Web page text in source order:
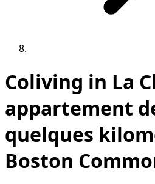
Coliving in La
appartement
quelques
Boston